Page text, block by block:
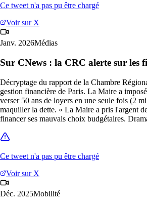
Ce tweet n'a pas pu être chargé
Voir sur X
Janv. 2026Médias
Sur CNews : la CRC alerte sur les
Décryptage du rapport de la Chambre
gestion financière de Paris. La Maire a
verser 50 ans de loyers en une seule fois (2
maquiller la dette. « La Maire a pris l'argent
financer ses mauvais choix budgétaires.
Ce tweet n'a pas pu être chargé
Voir sur X
Déc. 2025Mobilité